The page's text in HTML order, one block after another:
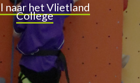
naar het Vlietland
College